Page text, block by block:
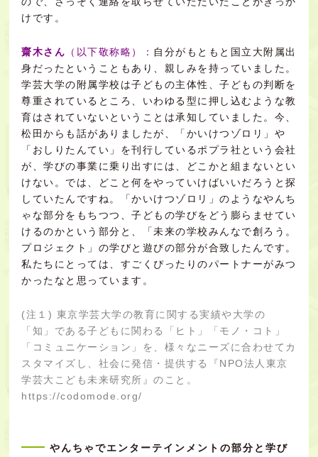
けです。
齋木さん （以下敬称略）： 自分がもともと国立大附属出
身だったということもあり、親しみを持っていました。
学芸大学の附属学校は子どもの主体性、子どもの判断を
尊重されているところ、いわゆる型に押し込むような教
育はされていないということは承知していました。今、
松田からも話がありましたが、「かいけつゾロリ」や
「おしりたんてい」を刊行しているポプラ社という会社
が、学びの事業に乗り出すには、どこかと組まないとい
けない。では、どこと何をやっていけばいいだろうと探
していたんですね。「かいけつゾロリ」のようなやんち
ゃな部分をもちつつ、子どもの学びをどう膨らませてい
けるのかという部分と、「未来の学校みんなで創ろう。
プロジェクト」の学びと遊びの部分が合致したんです。
私たちにとっては、すごくぴったりのパートナーがみつ
かったなと思っています。
(注１) 東京学芸大学の教育に関する実績や大学の
「知」である子どもに関わる「ヒト」「モノ・コト」
「コミュニケーション」を、様々なニーズに合わせてカ
スタマイズし、社会に発信・提供する『NPO法人東京
学芸大こども未来研究所』のこと。
https://codomode.org/
やんちゃでエンターテインメントの部分と学び